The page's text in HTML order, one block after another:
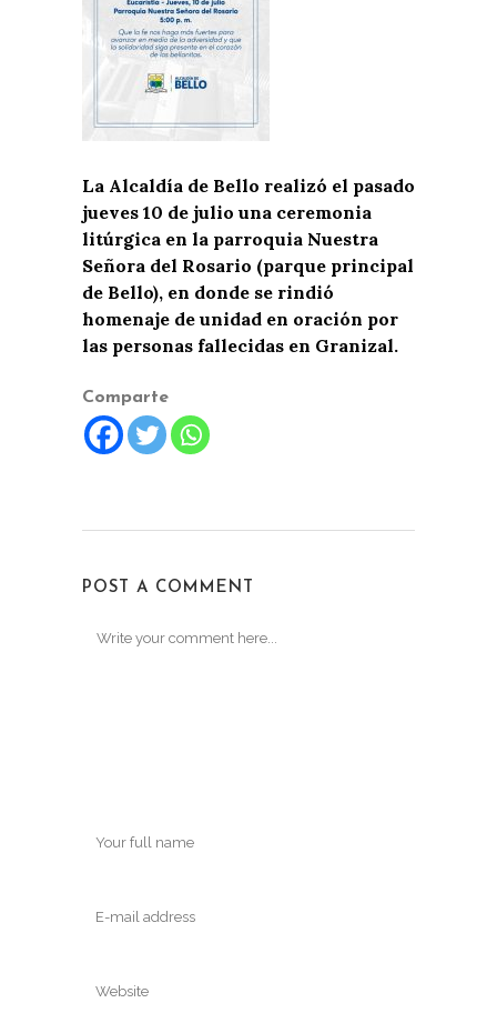
La Alcaldía de Bello realizó el pasado
jueves 10 de julio una ceremonia
litúrgica en la parroquia Nuestra
Señora del Rosario (parque principal
de Bello), en donde se rindió
homenaje de unidad en oración por
las personas fallecidas en Granizal.
Comparte
POST A COMMENT